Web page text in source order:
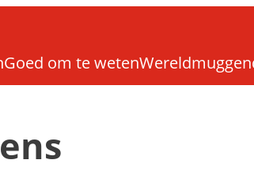
Goed om te weten